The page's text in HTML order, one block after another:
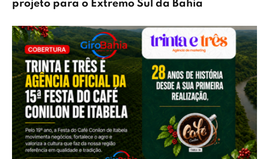
projeto para o Extremo Sul da Bahia